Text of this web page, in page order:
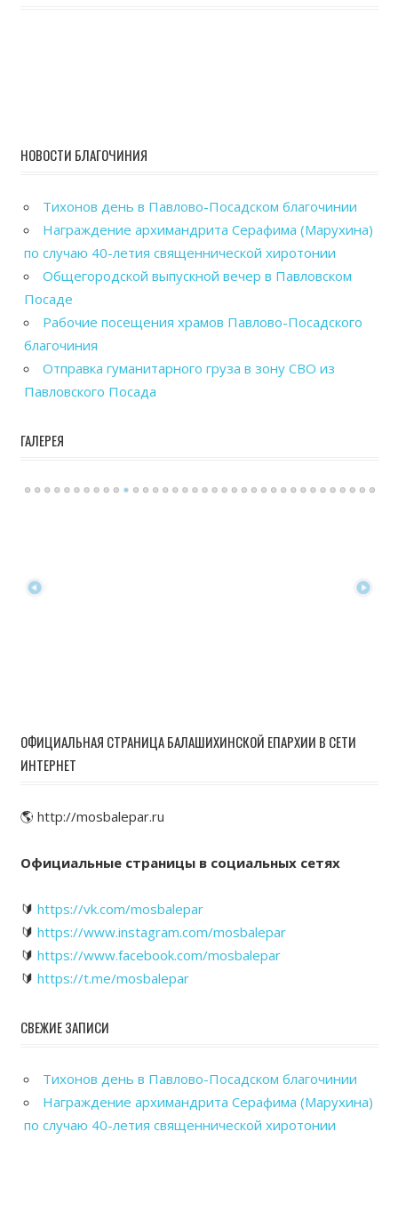
НОВОСТИ БЛАГОЧИНИЯ
Тихонов день в Павлово-Посадском благочинии
Награждение архимандрита Серафима (Марухина)
по случаю 40-летия священнической хиротонии
Общегородской выпускной вечер в Павловском
Посаде
Рабочие посещения храмов Павлово-Посадского
благочиния
Отправка гуманитарного груза в зону СВО из
Павловского Посада
ГАЛЕРЕЯ
ОФИЦИАЛЬНАЯ СТРАНИЦА БАЛАШИХИНСКОЙ ЕПАРХИИ В СЕТИ
ИНТЕРНЕТ
🌎 http://mosbalepar.ru
Официальные страницы в социальных сетях
🔰 https://vk.com/mosbalepar
🔰 https://www.instagram.com/mosbalepar
🔰 https://www.facebook.com/mosbalepar
🔰 https://t.me/mosbalepar
СВЕЖИЕ ЗАПИСИ
Тихонов день в Павлово-Посадском благочинии
Награждение архимандрита Серафима (Марухина)
по случаю 40-летия священнической хиротонии